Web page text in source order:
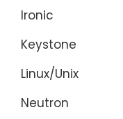
Ironic
Keystone
Linux/Unix
Neutron